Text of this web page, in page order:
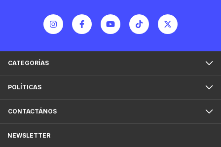
CATEGORÍAS
POLÍTICAS
CONTACTÁNOS
NEWSLETTER